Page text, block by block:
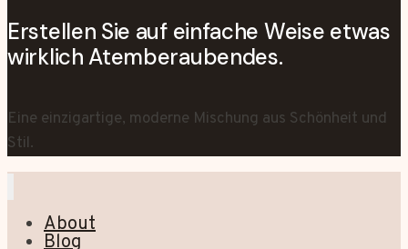
Erstellen Sie auf einfache Weise etwas
wirklich Atemberaubendes.
Eine einzigartige, moderne Mischung aus Schönheit und
Stil.
About
Blog